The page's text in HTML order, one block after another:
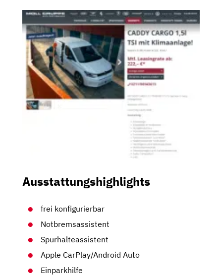
Ausstattungshighlights
frei konfigurierbar
Notbremsassistent
Spurhalteassistent
Apple CarPlay/Android Auto
Einparkhilfe